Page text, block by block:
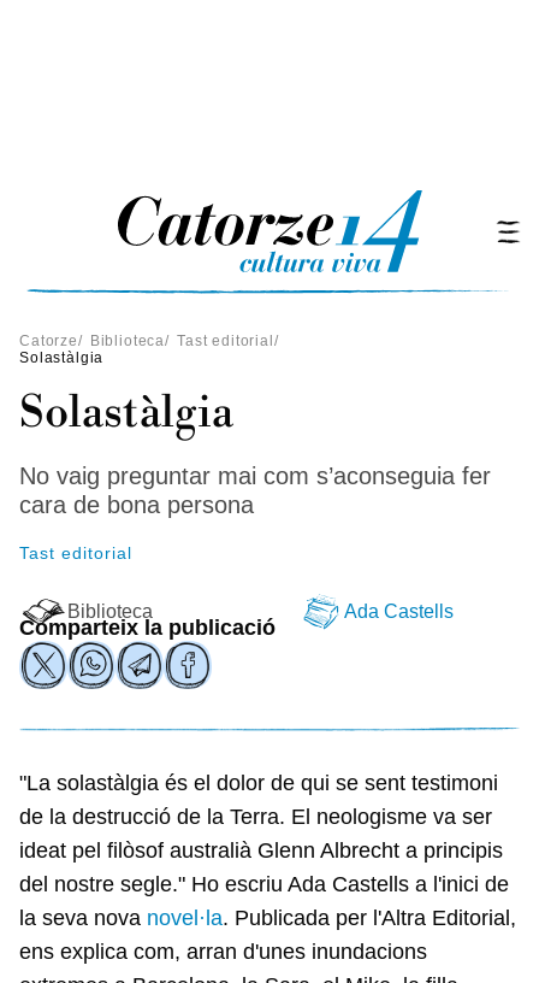
Catorze/ Biblioteca/ Tast editorial /
Solastàlgia
Solastàlgia
No vaig preguntar mai com s’aconseguia fer
cara de bona persona
Tast editorial
Biblioteca Ada Castells
Comparteix la publicació
"La solastàlgia és el dolor de qui se sent testimoni
de la destrucció de la Terra. El neologisme va ser
ideat pel filòsof australià Glenn Albrecht a principis
del nostre segle." Ho escriu Ada Castells a l'inici de
la seva nova novel·la. Publicada per l'Altra Editorial,
ens explica com, arran d'unes inundacions